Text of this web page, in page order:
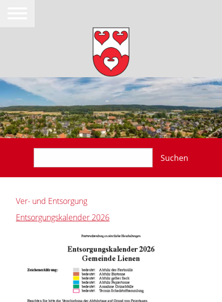
Suchen
Ver- und Entsorgung
Entsorgungskalender 2026